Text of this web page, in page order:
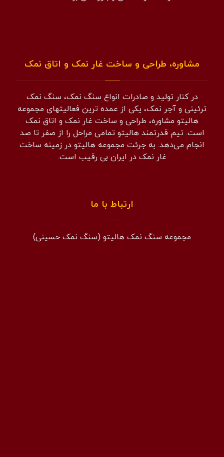
مشاوره، طراحی و ساخت غار نمک و اتاق نمک
در کنار تولید و صادرات انواع سنگ نمک، سنگ نمک
ترئینی و آجر نمک، یکی از عمده ترین فعالیتهای مجموعه
هالیتو مشاوره، طراحی و ساخت غار نمک و اتاق نمک
است. تیم قدرتمند هالیتو تمامی مراحل را از صفر تا صد
انجام می‌دهد. به جرئت مجموعه هالیتو در زمینه ساخت
غار نمک در ایران بی رقیب است.
ارتباط با ما
مجموعه سنگ نمک هالیتو (سنگ نمک حسینی)